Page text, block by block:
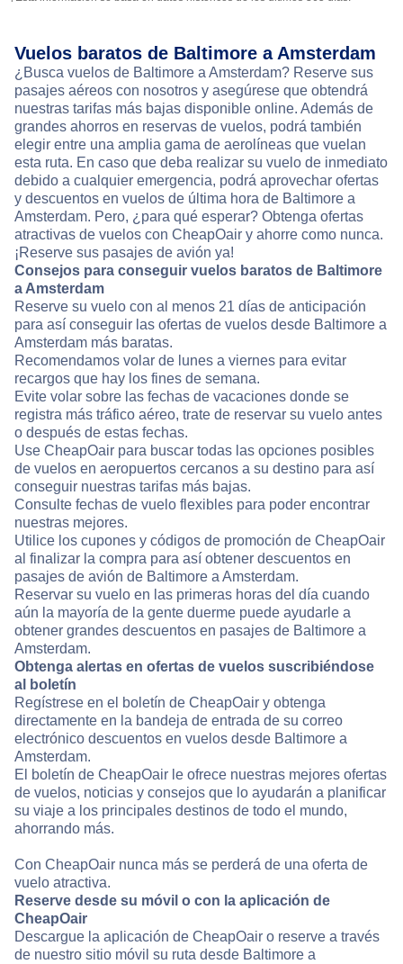
Vuelos baratos de Baltimore a Amsterdam
¿Busca vuelos de Baltimore a Amsterdam? Reserve sus
pasajes aéreos con nosotros y asegúrese que obtendrá
nuestras tarifas más bajas disponible online. Además de
grandes ahorros en reservas de vuelos, podrá también
elegir entre una amplia gama de aerolíneas que vuelan
esta ruta. En caso que deba realizar su vuelo de inmediato
debido a cualquier emergencia, podrá aprovechar ofertas
y descuentos en vuelos de última hora de Baltimore a
Amsterdam. Pero, ¿para qué esperar? Obtenga ofertas
atractivas de vuelos con CheapOair y ahorre como nunca.
¡Reserve sus pasajes de avión ya!
Consejos para conseguir vuelos baratos de Baltimore
a Amsterdam
Reserve su vuelo con al menos 21 días de anticipación
para así conseguir las ofertas de vuelos desde Baltimore a
Amsterdam más baratas.
Recomendamos volar de lunes a viernes para evitar
recargos que hay los fines de semana.
Evite volar sobre las fechas de vacaciones donde se
registra más tráfico aéreo, trate de reservar su vuelo antes
o después de estas fechas.
Use CheapOair para buscar todas las opciones posibles
de vuelos en aeropuertos cercanos a su destino para así
conseguir nuestras tarifas más bajas.
Consulte fechas de vuelo flexibles para poder encontrar
nuestras mejores.
Utilice los cupones y códigos de promoción de CheapOair
al finalizar la compra para así obtener descuentos en
pasajes de avión de Baltimore a Amsterdam.
Reservar su vuelo en las primeras horas del día cuando
aún la mayoría de la gente duerme puede ayudarle a
obtener grandes descuentos en pasajes de Baltimore a
Amsterdam.
Obtenga alertas en ofertas de vuelos suscribiéndose
al boletín
Regístrese en el boletín de CheapOair y obtenga
directamente en la bandeja de entrada de su correo
electrónico descuentos en vuelos desde Baltimore a
Amsterdam.
El boletín de CheapOair le ofrece nuestras mejores ofertas
de vuelos, noticias y consejos que lo ayudarán a planificar
su viaje a los principales destinos de todo el mundo,
ahorrando más.
Con CheapOair nunca más se perderá de una oferta de
vuelo atractiva.
Reserve desde su móvil o con la aplicación de
CheapOair
Descargue la aplicación de CheapOair o reserve a través
de nuestro sitio móvil su ruta desde Baltimore a